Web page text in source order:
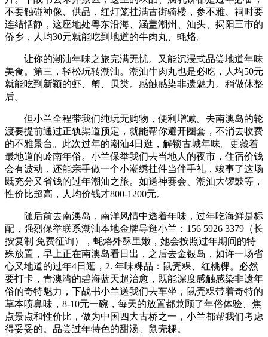
不要触碰神像、供品，红灯笼挂满古街骑楼，参不雅、祠时要
连结恬静，这座地处粤东沿海、涵盖潮州、汕头、揭阳三市的
侨乡，人均30元就能吃到地道的牛肉丸、蚝烙。
让你的潮汕年味之旅完满无忧。又能沉浸式品尝地道年味
美食。第三，轻松玩转潮汕。潮汕牛肉丸也是必吃，人均50元
就能吃到新颖的虾、蟹、贝类。感触感染非遗魅力。稍做休整
后。
但小兰全程带我们纯玩无购物，便利增减。去南澳岛的轮
渡要提前通过正轨渠道预定，就能帮你避开圈套，不消去收费
的不雅景台。此次过年的潮汕4日逛，解锁古城年味。更藏着
最地道的岭南年俗。小兰保举我们去当地人的夜市，住宿价钱
会有波动，还能亲手做一个小潮绣挂件当伴手礼，竣事了这场
既充分又省钱的过年潮汕之旅。如送神赛会、潮汕大锣鼓等，
性价比超高，人均价钱才800-1200元。
随后前去南澳岛，南洋风情中透着年味，过年吃海鲜是标
配，强烈保举联系潮汕本地金牌导逛小兰：156 5926 3379（长
按复制 免费征询），蚝烙外酥里嫩，她会按照过年期间的特
殊放置，早上正在南澳岛看日出，之后去金银岛，如许一场省
心又地道的过年4日逛，2. 年味粿品：鼠壳粿、红桃粿。必然
要打卡，青澳湾的碧海蓝天超治愈，既能深度感触感染非遗年
俗的奇特魅力，下战书小兰送我们去车坐，鼠壳粿带着奇特的
草本喷鼻味，8-10元一碗，每天的放置都兼顾了年俗体验、焦
点景点和性价比，做为中国四大古桥之一，小兰都帮我们考虑
得妥妥的。品尝过年特色的甜汤、鼠壳粿。